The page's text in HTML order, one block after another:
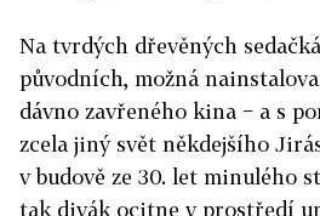
Na tvrdých dřevěných
původních, možná
dávno zavřeného kina − a s
zcela jiný svět někdejšího
v budově ze 30. let minulého
tak divák ocitne v prostředí